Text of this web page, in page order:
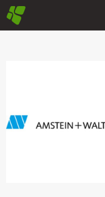
§